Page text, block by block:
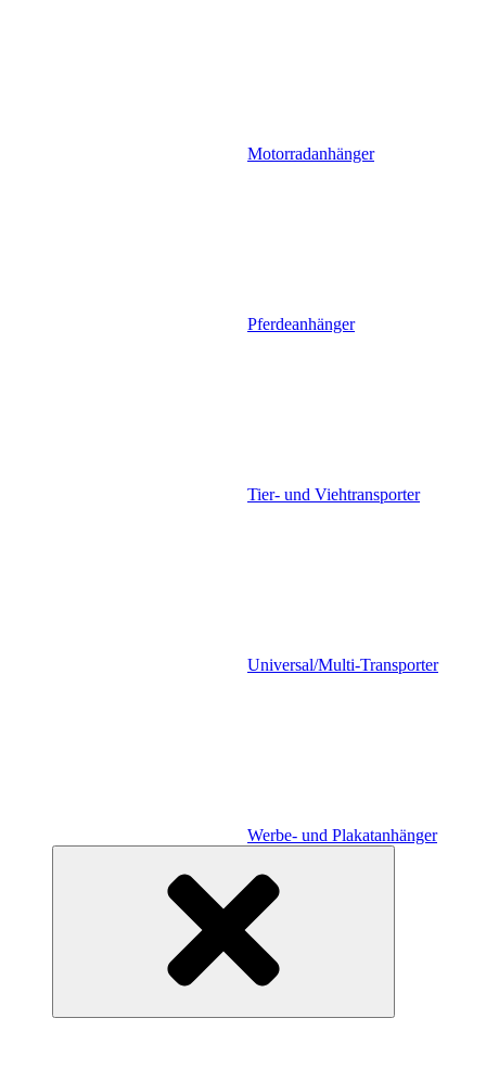
Motorradanhänger
Pferdeanhänger
Tier- und Viehtransporter
Universal/Multi-Transporter
Werbe- und Plakatanhänger